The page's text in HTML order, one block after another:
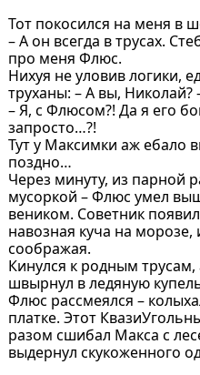
Тот покосился на меня в
– А он всегда в трусах.
про меня Флюс.
Нихуя не уловив логики,
труханы: – А вы, Николай?
– Я, с Флюсом?! Да я его
запросто…?!
Тут у Максимки аж ебало
поздно…
Через минуту, из парной
мусоркой – Флюс умел
веником. Советник
навозная куча на
соображая.
Кинулся к родным
швырнул в ледяную
Флюс рассмеялся –
платке. Этот
разом сшибал Макса с
выдернул скукоженного